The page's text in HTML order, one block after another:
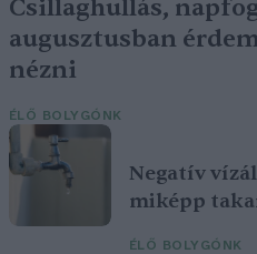
Csillaghullás,
augusztusban
nézni
ÉLŐ BOLYGÓNK
Negatív
miképp
ÉLŐ BOLYGÓNK